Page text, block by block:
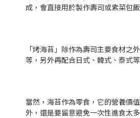
成，會直接用於製作壽司或紫菜包
「烤海苔」除作為壽司主要食材
等，另外再配合日式、韓式、泰式
當然，海苔作為零食，它的營養價
外，還是要留意避免一次性進食太